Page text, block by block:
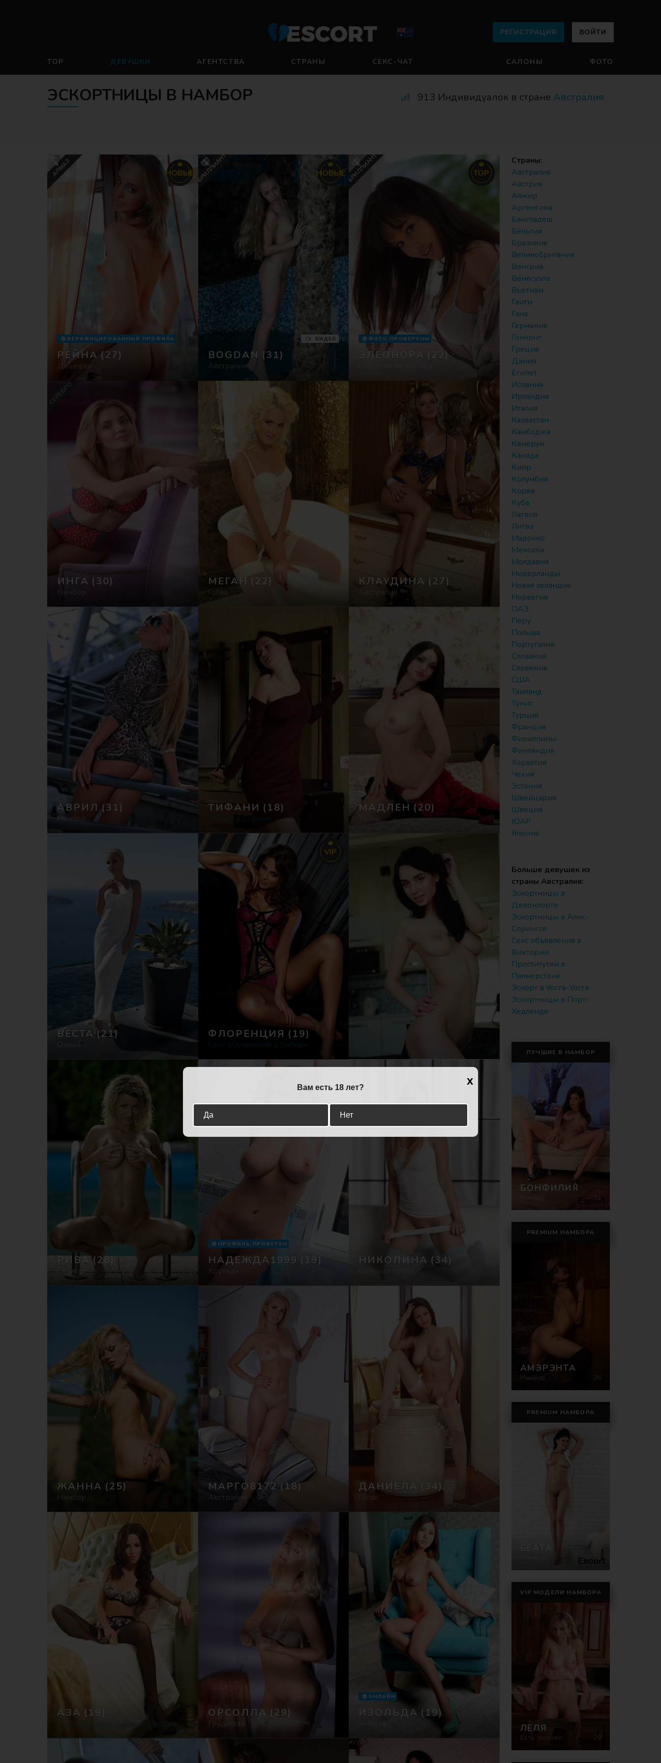
РЕГИСТРАЦИЯ ВОЙТИ
TOP ДЕВУШКИ АГЕНТСТВА СТРАНЫ СЕКС-ЧАТ САЛОНЫ ФОТО
ЭСКОРТНИЦЫ В НАМБОР 913 Индивидуалок в стране Австралия
РЕЙНА (27)
Дешевая
ВЕРИФИЦИРОВАННЫЙ ПРОФИЛЬ
НОВЫЕ
АЛМАЗ
BOGDAN (31)
Австралия
ВИДЕО
НОВЫЕ
БРИЛЛИАНТ
ЭЛЕОНОРА (22)
ФОТО ПРОВЕРЕНЫ
TOP
БРИЛЛИАНТ
ИНГА (30)
Намбор
СЕРЕБРО
МЕГАН (22)
Голая
КЛАУДИНА (27)
Австралия
АВРИЛ (31)
Намбор
ТИФАНИ (18)
Эскорт в Сиднее
МАДЛЕН (20)
ВЕСТА (21)
Онлайн
ФЛОРЕНЦИЯ (19)
VIP
РИВА(28)
Свежая
НАДЕЖДА1999 (19)
Хрупкая
ПРОФИЛЬ ПРОВЕРЕН
НИКОЛИНА (34)
ЖАННА (25)
Намбор
МАРГО8172 (18)
Австралия
ДАНИЕЛА (34)
Голая
АЗА (19)
Секс объявления в Туид-Хедсе
ОРСОЛЛА (29)
Грудастая
ИЗОЛЬДА (19)
ОНЛАЙН
Страны:
Австралия
Австрия
Алжир
Аргентина
Бангладеш
Бельгия
Бразилия
Великобритания
Венгрия
Венесуэла
Вьетнам
Гаити
Гана
Германия
Гонконг
Греция
Дания
Египет
Испания
Ирландия
Италия
Казахстан
Камбоджа
Камерун
Канада
Кипр
Колумбия
Корея
Куба
Латвия
Литва
Марокко
Мексика
Молдавия
Нидерланды
Новая зеландия
Норвегия
ОАЭ
Перу
Польша
Португалия
Словакия
Словения
США
Таиланд
Тунис
Турция
Франция
Филиппины
Финляндия
Хорватия
Чехия
Эстония
Швейцария
Швеция
ЮАР
Япония
Больше девушек из
страны Австралия:
Эскортницы в
Девонпорте
Эскортницы в Алис-
Спрингсе
Секс объявления в
Виктории
Проститутки в
Палмерстоне
Эскорт в Уогга-Уогга
Эскортницы в Порт-
Хедленде
ЛУЧШИЕ В НАМБОР
БОНФИЛИЯ
31
PREMIUM НАМБОРА
АМЭРЭНТА
Намбор 26
PREMIUM НАМБОРА
БЕАТА
31
VIP МОДЕЛИ НАМБОРА
ЛЕЛЯ
Есть пирсинг 29
x
Вам есть 18 лет?
Да Нет